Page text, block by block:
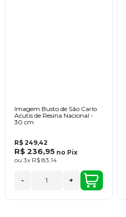
Imagem Busto de São Carlo
Acutis de Resina Nacional -
30 cm
R$ 249,42
R$ 236,95 no Pix
ou 3x R$ 83,14
- +